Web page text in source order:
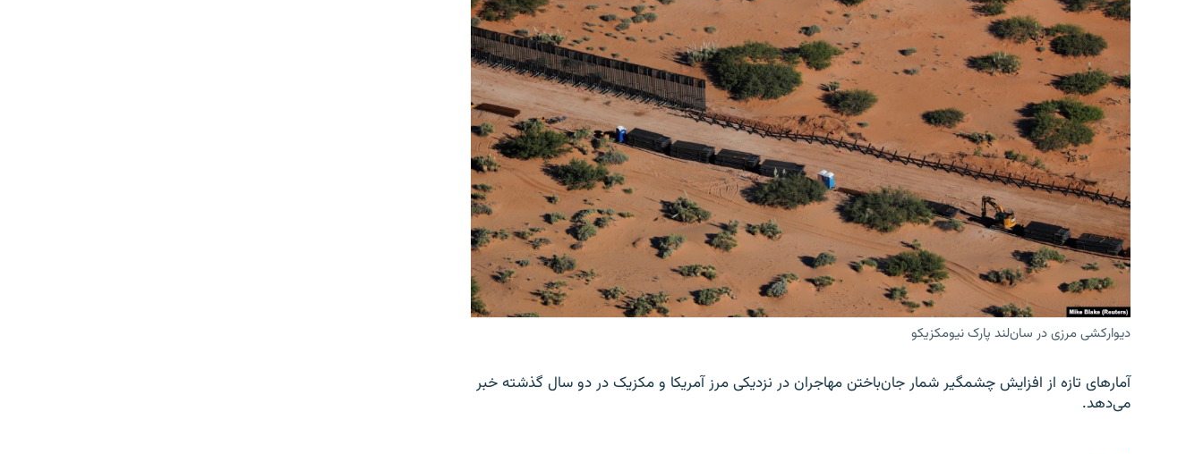
دیوارکشی مرزی در سان‌لند پارک نیومکزیکو
آمارهای تازه از افزایش چشمگیر شمار جان‌باختن مهاجران در نزدیکی مرز آمریکا و مکزیک در دو سال گذشته خبر
می‌دهد.